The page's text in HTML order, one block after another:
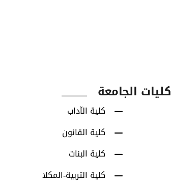
كليات الجامعة
كلية الآداب
كلية القانون
كلية البنات
كلية التربية-المكلا